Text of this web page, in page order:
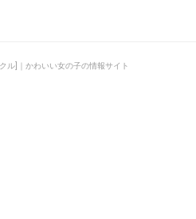
ル]｜かわいい女の子の情報サイト